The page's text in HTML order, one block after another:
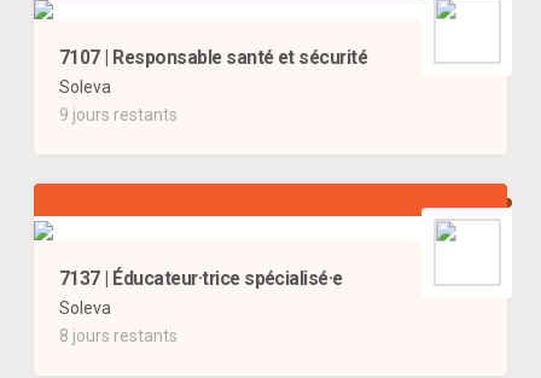
7107 | Responsable santé et sécurité
Soleva
9 jours restants
7137 | Éducateur·trice spécialisé·e
Soleva
8 jours restants